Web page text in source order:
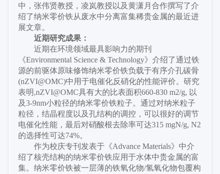
中，张伟贤教授，凌岚教授以及黄潇月合作撰写了介
绍了纳米零价铁从废水中分离富集稀贵金属的最近进
展文章。
近期研究成果：
近期在环境领域最具影响力的期刊
《Environmental Science & Technology》介绍了通过铁
源的前驱体原味修饰纳米零价铁负载于有序介孔碳骨
(nZVI@OMC)中用于电催化反硝化的性能评价。研究
表明,nZVI@OMC具有大的比表面积660-830 m2/g, 以
及3-9nm小粒径的纳米零价铁粒子。通过对纳米粒子
粒径，结晶程度以及孔结构的调控，可以很好的调节
电催化性能，最后对硝酸根去除率可达315 mgN/g, N2
的选择性可达74%。
作为校庆专刊发表于《Advance Materials》中介
绍了核壳结构的纳米零价铁应用于水体中贵金属的富
集。纳米零价铁被一层薄的铁氧化物/氢氧化物包覆构